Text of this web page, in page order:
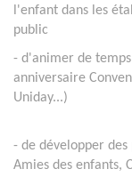
l'enfant dans les
public
- d'animer de
anniversaire
Uniday...)
- de développer
Amies des enfants,